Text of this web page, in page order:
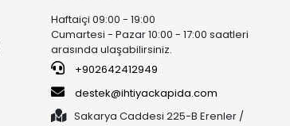
Haftaiçi 09:00 - 19:00
Cumartesi - Pazar 10:00 - 17:00 saatleri
arasında ulaşabilirsiniz.
+902642412949
destek@ihtiyackapida.com
Sakarya Caddesi 225-B Erenler /